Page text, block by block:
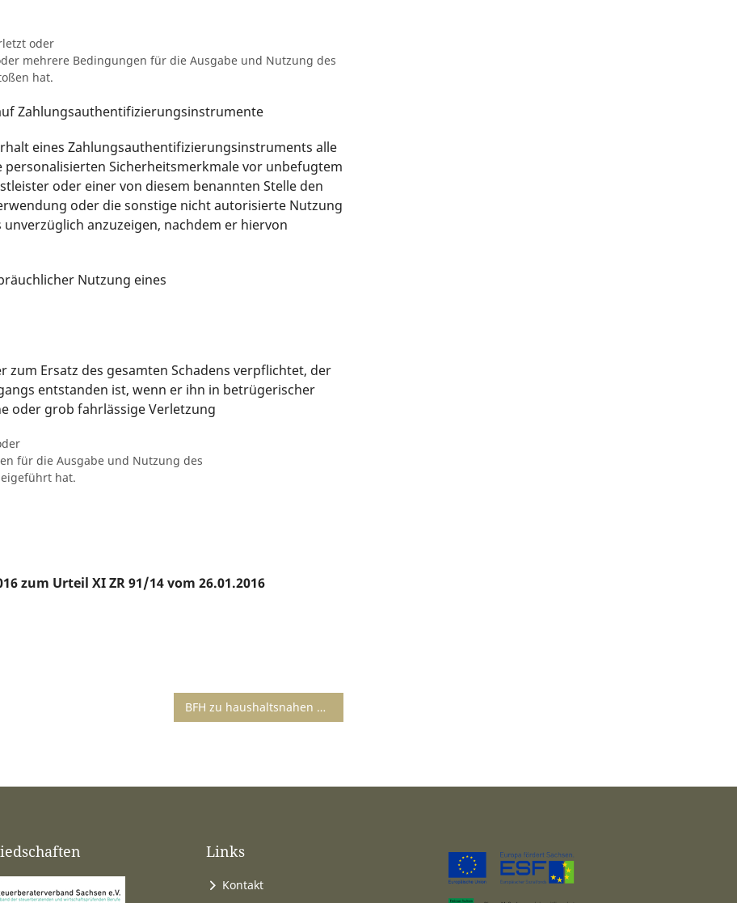
oder
mehrere Bedingungen für die Ausgabe und Nutzung des
hat.
Zahlungsauthentifizierungsinstrumente
eines Zahlungsauthentifizierungsinstruments alle
Sicherheitsmerkmale vor unbefugtem
oder einer von diesem benannten Stelle den
oder die sonstige nicht autorisierte Nutzung
anzuzeigen, nachdem er hiervon
Nutzung eines
zum Ersatz des gesamten Schadens verpflichtet, der
entstanden ist, wenn er ihn in betrügerischer
oder grob fahrlässige Verletzung
für die Ausgabe und Nutzung des
hat.
zum Urteil XI ZR 91/14 vom 26.01.2016
BFH zu haushaltsnahen Dienstleistungen: Steuerermäßigung für Aufwendungen für ein Notrufsystem in einer Seniorenresidenz
Links
Kontakt